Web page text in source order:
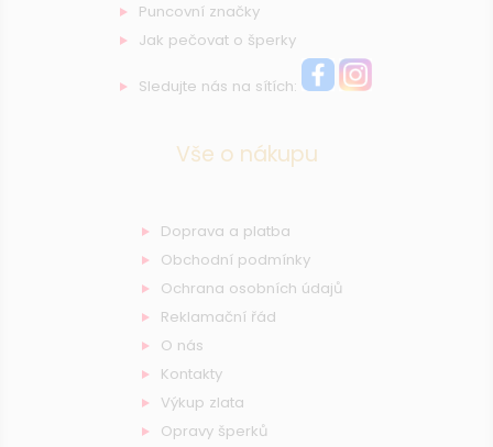
Puncovní značky
Jak pečovat o šperky
Sledujte nás na sítích:
Vše o nákupu
Doprava a platba
Obchodní podmínky
Ochrana osobních údajů
Reklamační řád
O nás
Kontakty
Výkup zlata
Opravy šperků